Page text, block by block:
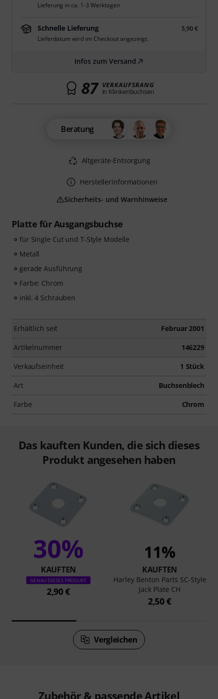
Platte für Ausgangsbuchse
für Single Cut und T-Style Modelle
Metall
gerade Ausführung
Farbe: Chrom
inkl. 4 Schrauben
Erhältlich seit Februar 2001
Artikelnummer 146229
Verkaufseinheit 1 Stück
Art Buchsenblech
Farbe Chrom
Lieferung in ca. 1-3 Werktagen
Schnelle Lieferung
5,90 €
Lieferdatum wird im Checkout angezeigt.
Infos zum Versand
87 VERKAUFSRANG
in Klinkenbuchsen
Beratung
Altgeräte-Entsorgung
Herstellerinformationen
Sicherheits- und Warnhinweise
Das kauften Kunden, die sich dieses
Produkt angesehen haben
30%
KAUFTEN
GENAU DIESES PRODUKT
2,90 €
11%
KAUFTEN
Harley Benton Parts SC-Style
Jack Plate CH
2,50 €
Vergleichen
Zubehör & passende Artikel